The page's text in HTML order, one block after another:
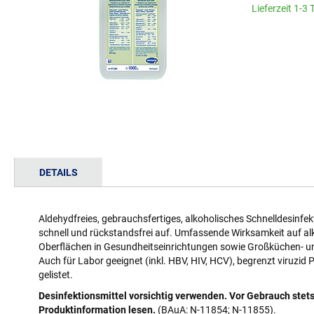
Lieferzeit 1-3
DETAILS
Aldehydfreies, gebrauchsfertiges, alkoholisches
schnell und rückstandsfrei auf. Umfassende Wirksamkeit auf
Oberflächen in Gesundheitseinrichtungen sowie Großküchen-
Auch für Labor geeignet (inkl. HBV, HIV, HCV), begrenzt viruzid
gelistet.
Desinfektionsmittel vorsichtig verwenden. Vor Gebrauch
Produktinformation lesen. (BAuA: N-11854; N-11855).